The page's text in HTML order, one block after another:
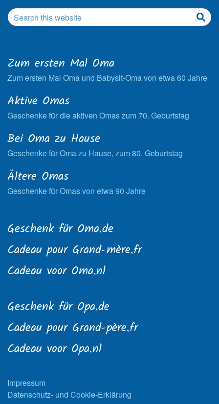
Zum ersten Mal Oma
Zum ersten Mal Oma und Babysit-Oma von etwa 60 Jahre
Aktive Omas
Geschenke für die aktiven Omas zum 70. Geburtstag
Bei Oma zu Hause
Geschenke für Oma zu Hause, zum 80. Geburtstag
Ältere Omas
Geschenke für Omas von etwa 90 Jahre
Geschenk für Oma.de
Cadeau pour Grand-mère.fr
Cadeau voor Oma.nl
Geschenk für Opa.de
Cadeau pour Grand-père.fr
Cadeau voor Opa.nl
Impressum
Datenschutz- und Cookie-Erklärung